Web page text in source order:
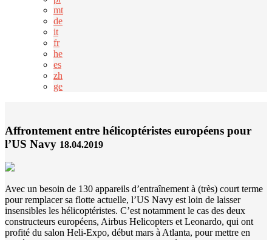
mt
de
it
fr
he
es
zh
ge
Affrontement entre hélicoptéristes européens pour
l’US Navy 18.04.2019
Avec un besoin de 130 appareils d’entraînement à (très) court terme
pour remplacer sa flotte actuelle, l’US Navy est loin de laisser
insensibles les hélicoptéristes. C’est notamment le cas des deux
constructeurs européens, Airbus Helicopters et Leonardo, qui ont
profité du salon Heli-Expo, début mars à Atlanta, pour mettre en